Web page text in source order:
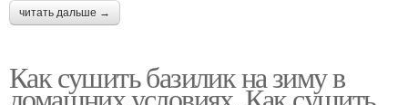
читать дальше →
Как сушить базилик на зиму в